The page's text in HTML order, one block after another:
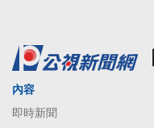
內容
即時新聞